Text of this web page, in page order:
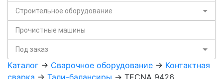
Строительное оборудование
Прочистные машины
Под заказ
Каталог -> Сварочное оборудование -> Контактная